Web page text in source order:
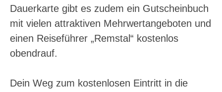
Dauerkarte gibt es zudem ein Gutscheinbuch
mit vielen attraktiven Mehrwertangeboten und
einen Reiseführer „Remstal“ kostenlos
obendrauf.
Dein Weg zum kostenlosen Eintritt in die